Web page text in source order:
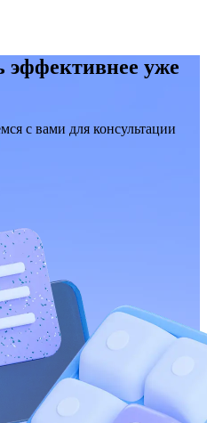
эффективнее уже
с вами для консультации